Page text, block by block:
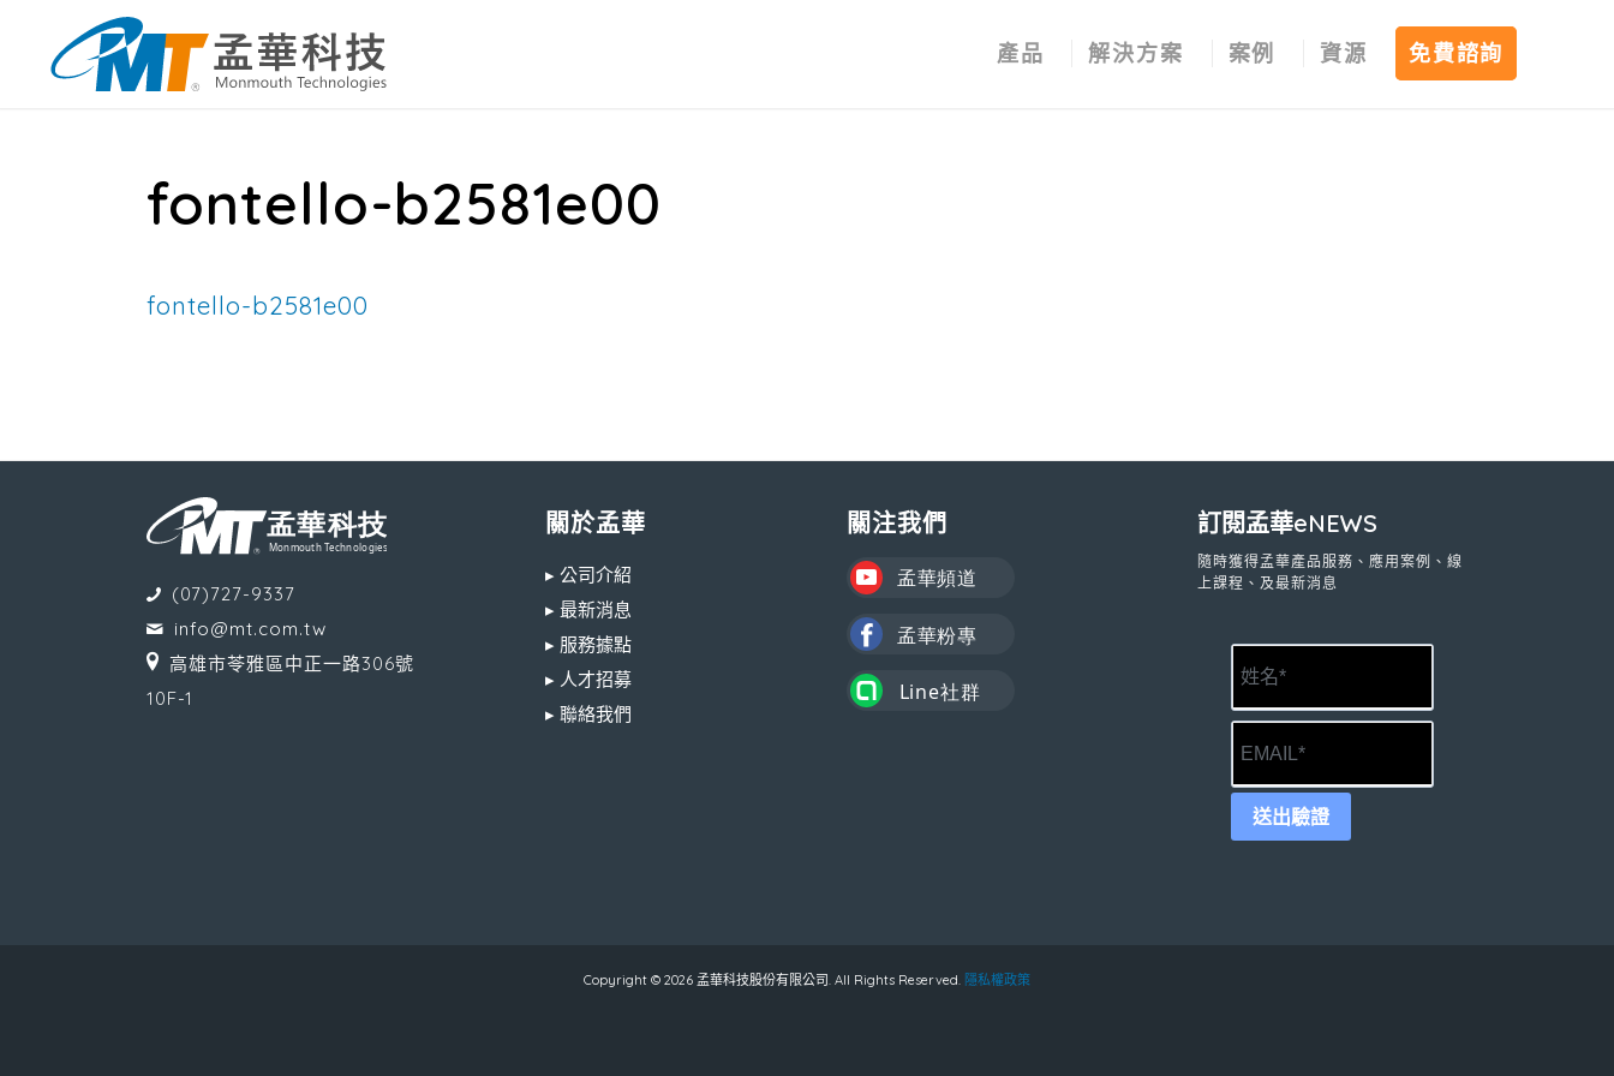
產品 解決方案 案例 資源 免費諮詢
fontello-b2581e00
fontello-b2581e00
(07)727-9337
info@mt.com.tw
高雄市苓雅區中正一路306號
10F-1
關於孟華
▸ 公司介紹
▸ 最新消息
▸ 服務據點
▸ 人才招募
▸ 聯絡我們
關注我們 訂閱孟華eNEWS
隨時獲得孟華產品服務、應用案例、線
上課程、及最新消息
送出驗證
Copyright © 2026 孟華科技股份有限公司. All Rights Reserved. 隱私權政策